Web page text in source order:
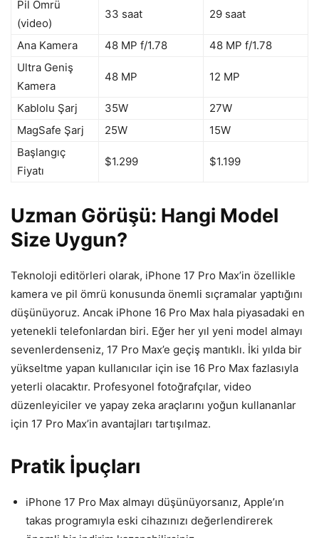
Pil Ömrü
(video)
33 saat 29 saat
Ana Kamera 48 MP f/1.78
48 MP f/1.78
Ultra Geniş
Kamera
48 MP 12 MP
Kablolu Şarj 35W
27W
MagSafe Şarj
25W
15W
Başlangıç
Fiyatı
$1.299 $1.199
Uzman Görüşü: Hangi Model
Size Uygun?
Teknoloji editörleri olarak, iPhone 17 Pro Max’in özellikle
kamera ve pil ömrü konusunda önemli sıçramalar yaptığını
düşünüyoruz. Ancak iPhone 16 Pro Max hala piyasadaki en
yetenekli telefonlardan biri. Eğer her yıl yeni model almayı
sevenlerdenseniz, 17 Pro Max’e geçiş mantıklı. İki yılda bir
yükseltme yapan kullanıcılar için ise 16 Pro Max fazlasıyla
yeterli olacaktır. Profesyonel fotoğrafçılar, video
düzenleyiciler ve yapay zeka araçlarını yoğun kullananlar
için 17 Pro Max’in avantajları tartışılmaz.
Pratik İpuçları
iPhone 17 Pro Max almayı düşünüyorsanız, Apple’ın
takas programıyla eski cihazınızı değerlendirerek